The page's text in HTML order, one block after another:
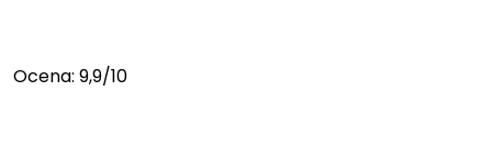
Ocena: 9,9/10